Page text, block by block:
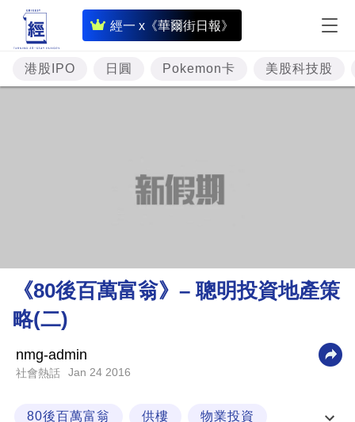
經一 x《華爾街日報》
即
時
財
經
理
財
科
港股IPO 日圓 Pokemon卡 美股科技股
《80後百萬富翁》– 聰明投資地產策
略(二)
nmg-admin
社會熱話 Jan 24 2016
80後百萬富翁 供樓 物業投資